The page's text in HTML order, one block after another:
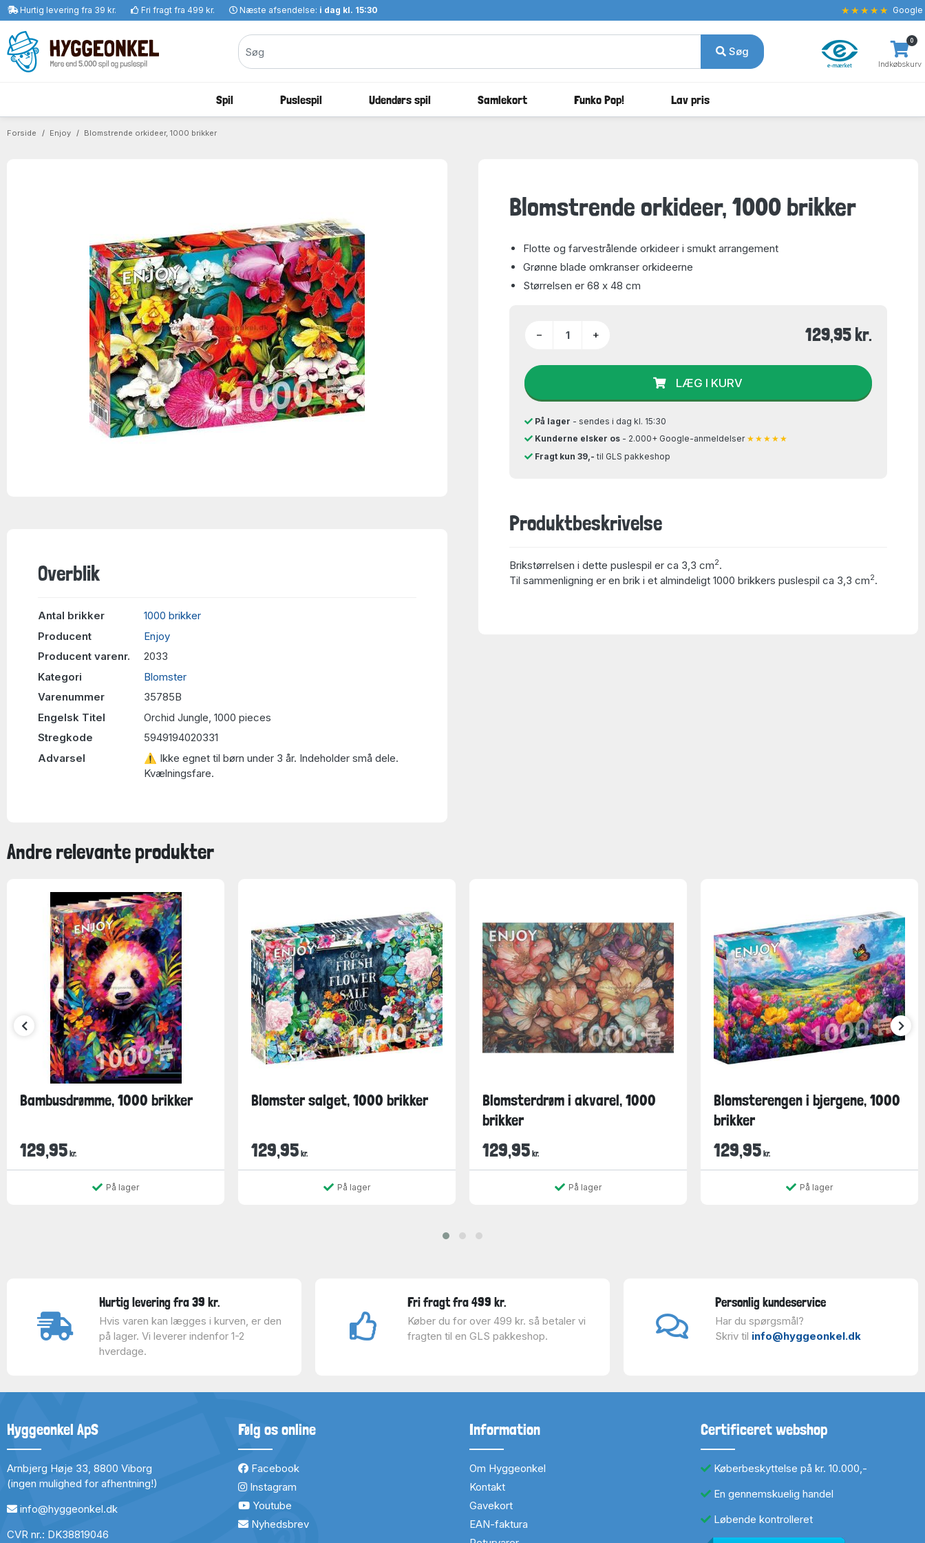
Hurtig levering fra 39 kr. Fri fragt fra 499 kr. Næste afsendelse: i dag kl. 15:30 ★★★★★ Google
Søg
Indkøbskurv
0
Spil Puslespil Udendørs spil Samlekort Funko Pop! Lav pris
Forside Enjoy Blomstrende orkideer, 1000 brikker
Overblik
Antal brikker
1000 brikker
Producent
Enjoy
Producent varenr.
2033
Kategori
Blomster
Varenummer
35785B
Engelsk Titel
Orchid Jungle, 1000 pieces
Stregkode
5949194020331
Advarsel
⚠ Ikke egnet til børn under 3 år. Indeholder små dele.
Kvælningsfare.
Blomstrende orkideer, 1000 brikker
Flotte og farvestrålende orkideer i smukt arrangement
Grønne blade omkranser orkideerne
Størrelsen er 68 x 48 cm
− + 129,95 kr.
LÆG I KURV
På lager - sendes i dag kl. 15:30
Kunderne elsker os - 2.000+ Google-anmeldelser ★★★★★
Fragt kun 39,- til GLS pakkeshop
Produktbeskrivelse
Brikstørrelsen i dette puslespil er ca 3,3 cm2.
Til sammenligning er en brik i et almindeligt 1000 brikkers puslespil ca 3,3 cm2.
Andre relevante produkter
Bambusdrømme, 1000 brikker
129,95 kr.
På lager
Blomster salget, 1000 brikker
129,95 kr.
På lager
Blomsterdrøm i akvarel, 1000
brikker
129,95 kr.
På lager
Blomsterengen i bjergene, 1000
brikker
129,95 kr.
På lager
Hurtig levering fra 39 kr.
Hvis varen kan lægges i kurven, er den
på lager. Vi leverer indenfor 1-2
hverdage.
Fri fragt fra 499 kr.
Køber du for over 499 kr. så betaler vi
fragten til en GLS pakkeshop.
Personlig kundeservice
Har du spørgsmål?
Skriv til info@hyggeonkel.dk
Hyggeonkel ApS
Arnbjerg Høje 33, 8800 Viborg
(ingen mulighed for afhentning!)
info@hyggeonkel.dk
CVR nr.: DK38819046
Følg os online
Facebook
Instagram
Youtube
Nyhedsbrev
Information
Om Hyggeonkel
Kontakt
Gavekort
EAN-faktura
Certificeret webshop
Køberbeskyttelse på kr. 10.000,-
En gennemskuelig handel
Løbende kontrolleret